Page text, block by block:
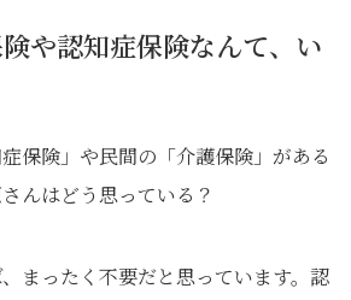
や認知症保険なんて、い
保険」や民間の「介護保険」がある
んはどう思っている？
まったく不要だと思っています。認